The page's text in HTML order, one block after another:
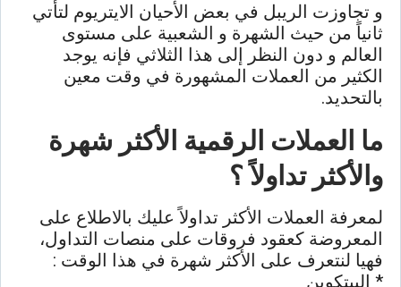
و تجاوزت الريبل في بعض الأحيان الايتريوم لتأتي
ثانياً من حيث الشهرة و الشعبية على مستوى
العالم و دون النظر إلى هذا الثلاثي فإنه يوجد
الكثير من العملات المشهورة في وقت معين
بالتحديد.
ما العملات الرقمية الأكثر شهرة
والأكثر تداولاً ؟
لمعرفة العملات الأكثر تداولاً عليك بالاطلاع على
المعروضة كعقود فروقات على منصات التداول،
فهيا لنتعرف على الأكثر شهرة في هذا الوقت :
* البيتكوين